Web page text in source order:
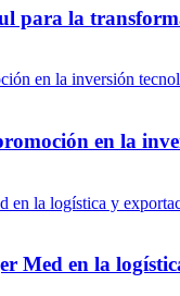
para la
en la
Med en la